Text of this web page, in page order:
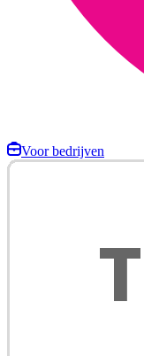
Voor bedrijven